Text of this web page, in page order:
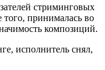
стриминговых
принималась во
композиций.
исполнитель снял,